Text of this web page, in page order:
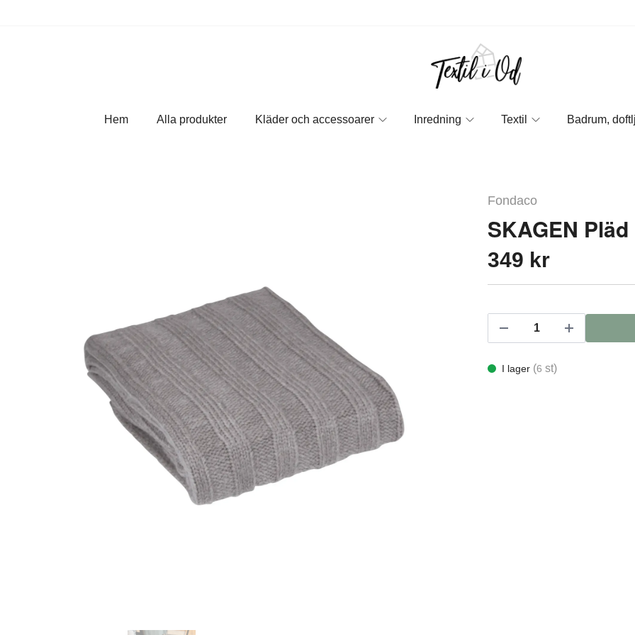
Hem Alla produkter Kläder och accessoarer Inredning Textil Badrum,
Fondaco
SKAGEN
349 kr
I lager (6 st)